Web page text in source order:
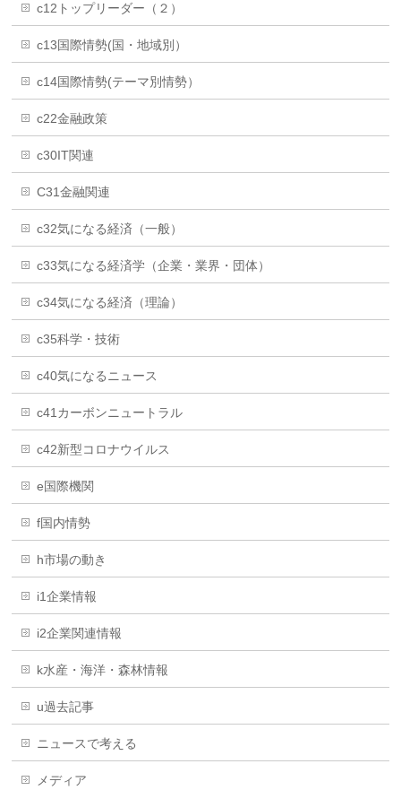
c12トップリーダー（２）
c13国際情勢(国・地域別）
c14国際情勢(テーマ別情勢）
c22金融政策
c30IT関連
C31金融関連
c32気になる経済（一般）
c33気になる経済学（企業・業界・団体）
c34気になる経済（理論）
c35科学・技術
c40気になるニュース
c41カーボンニュートラル
c42新型コロナウイルス
e国際機関
f国内情勢
h市場の動き
i1企業情報
i2企業関連情報
k水産・海洋・森林情報
u過去記事
ニュースで考える
メディア